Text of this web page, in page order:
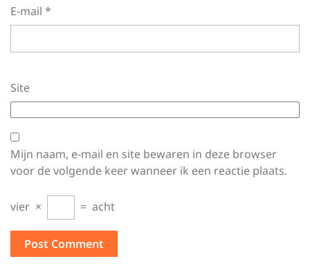
E-mail *
Site
Mijn naam, e-mail en site bewaren in deze browser
voor de volgende keer wanneer ik een reactie plaats.
vier × = acht